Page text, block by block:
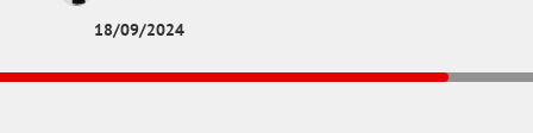
18/09/2024